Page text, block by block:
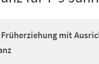
mit